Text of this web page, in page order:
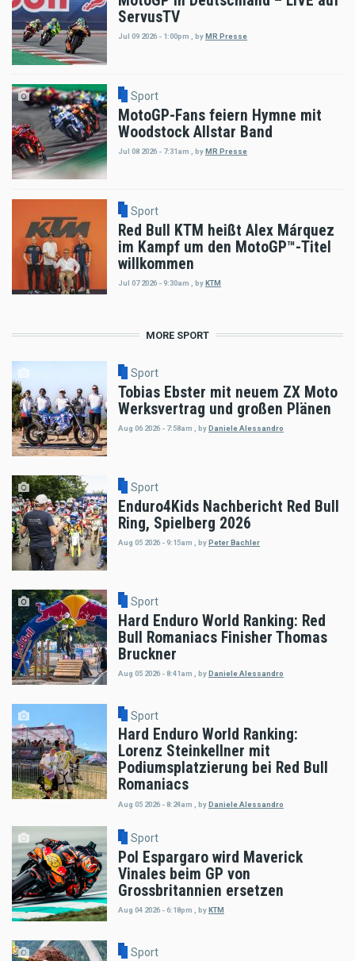
ServusTV
Jul 09 2026 - 1:00pm , by MR Presse
Sport
MotoGP-Fans feiern Hymne mit
Woodstock Allstar Band
Jul 08 2026 - 7:31am byMR Presse
Sport
Red Bull KTM heißt Alex Márquez
im Kampf um den MotoGP™-Titel
willkommen
Jul 07 2026 - 9:30am byKTM
MORE SPORT
Sport
Tobias Ebster mit neuem ZX Moto
Werksvertrag und großen Plänen
Aug 06 2026 - 7:58am , byDaniele Alessandro
Sport
Enduro4Kids Nachbericht Red Bull
Ring, Spielberg 2026
Aug 05 2026 - 9:15am byPeter Bachler
Sport
Hard Enduro World Ranking: Red
Bull Romaniacs Finisher Thomas
Bruckner
Aug 05 2026 - 8:41am byDaniele Alessandro
Sport
Hard Enduro World Ranking:
Lorenz Steinkellner mit
Podiumsplatzierung bei Red Bull
Romaniacs
Aug 05 2026 - 8:24am byDaniele Alessandro
Sport
Pol Espargaro wird Maverick
Vinales beim GP von
Grossbritannien ersetzen
Aug 04 2026 - 6:18pm , byKTM
Sport